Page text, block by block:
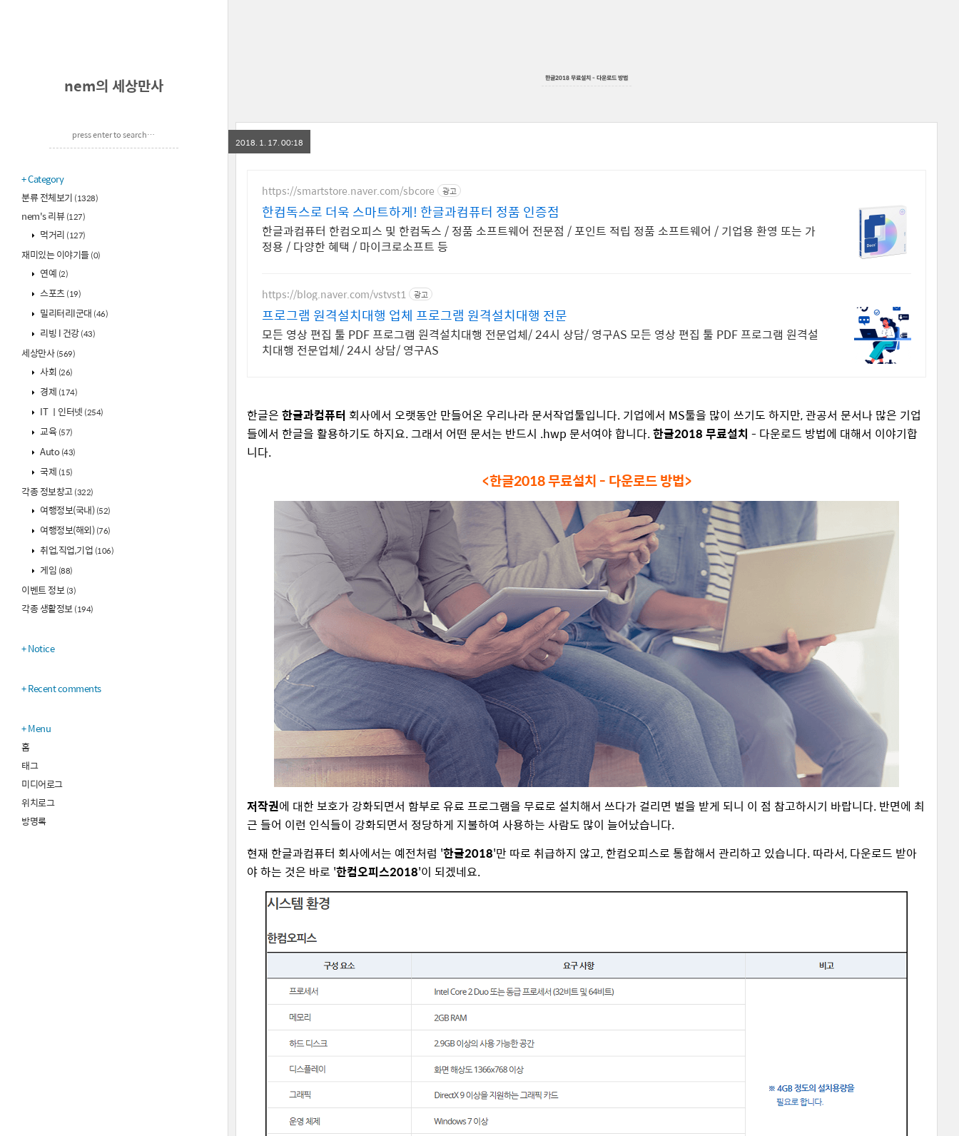
nem의 세상만사
Category
분류 전체보기 (1328)
nem's 리뷰(127)
먹거리 (127)
재미있는 이야기들(0)
연예 (2)
스포츠(19)
밀리터리l군대 (46)
리빙 l 건강(43)
세상만사(569)
사회 (26)
경제 (174)
IT ㅣ인터넷 (254)
교육(57)
Auto(43)
국제 (15)
각종 정보창고(322)
여행정보(국내)(52)
여행정보(해외)(76)
취업,직업,기업 (106)
게임 (88)
이벤트 정보(3)
각종 생활정보(194)
Notice
Recent comments
Menu
홈
태그
미디어로그
위치로그
방명록
한글2018 무료설치 - 다운로드 방법
2018. 1. 17. 00:18
https://smartstore.naver.com/sbcore 광고
한컴독스로 더욱 스마트하게! 한글과컴퓨터 정품 인증점
한글과컴퓨터 한컴오피스 및 한컴독스 / 정품 소프트웨어 전문점 / 포인트 적립 정품 소프트웨어 / 기업용 환영 또는 가
정용 / 다양한 혜택 / 마이크로소프트 등
https://blog.naver.com/vstvst1 광고
프로그램 원격설치대행 업체 프로그램 원격설치대행 전문
모든 영상 편집 툴 PDF 프로그램 원격설치대행 전문업체/ 24시 상담/ 영구AS 모든 영상 편집 툴 PDF 프로그램 원격설
치대행 전문업체/ 24시 상담/ 영구AS
한글은 한글과컴퓨터 회사에서 오랫동안 만들어온 우리나라 문서작업툴입니다. 기업에서 MS툴을 많이 쓰기도 하지만, 관공서 문서나 많은 기업
들에서 한글을 활용하기도 하지요. 그래서 어떤 문서는 반드시 .hwp 문서여야 합니다.한글2018 무료설치 - 다운로드 방법에 대해서 이야기합
니다.
<한글2018 무료설치 - 다운로드 방법>
저작권에 대한 보호가 강화되면서 함부로 유료 프로그램을 무료로 설치해서 쓰다가 걸리면 벌을 받게 되니 이 점 참고하시기 바랍니다. 반면에 최
근 들어 이런 인식들이 강화되면서 정당하게 지불하여 사용하는 사람도 많이 늘어났습니다.
현재 한글과컴퓨터 회사에서는 예전처럼 '한글2018'만 따로 취급하지 않고, 한컴오피스로 통합해서 관리하고 있습니다. 따라서, 다운로드 받아
야 하는 것은 바로 '한컴오피스2018'이 되겠네요.